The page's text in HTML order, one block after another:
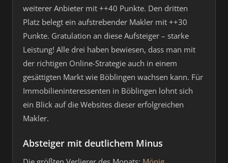
weiterer Anbieter mit ++40 Punkte. Den dritten
Platz belegt ein aufstrebender Makler mit ++30
Punkte. Gratulation an diese Aufsteiger – starke
Leistung! Alle drei haben bewiesen, dass man mit
der richtigen Online-Strategie auch in einem
gesättigten Markt wie Böblingen wachsen kann. Für
Immobilieninteressenten in Böblingen lohnt sich
ein Blick auf die Websites dieser erfolgreichen
Makler.
Absteiger mit deutlichem Minus